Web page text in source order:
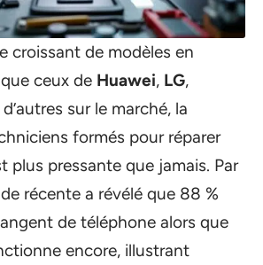
croissant de modèles en
ceux de Huawei, LG,
sur le marché, la
formés pour réparer
plus pressante que jamais. Par
récente a révélé que 88 %
de téléphone alors que
encore, illustrant